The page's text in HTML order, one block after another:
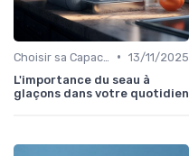
• 13/11/2025
L'importance du seau à
glaçons dans votre quotidien